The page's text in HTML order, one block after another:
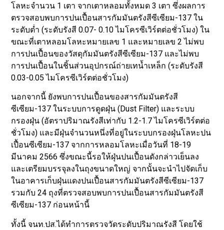
โลหะจำนวน 1 เตา จากเตาหลอมทั้งหมด 3 เตา ซึ่งผลการ
ตรวจสอบพบการปนเปื้อนสารกัมมันตรังสีซีเซียม-137 ใน
ระดับต่ำ (ระดับรังสี 0.07- 0.10 ไมโครซีเวิร์ตต่อชั่วโมง) ใน
ขณะที่เตาหลอมโลหะหมายเลข 1 และหมายเลข 2 ไม่พบ
การปนเปื้อนของวัสดุกัมมันตรังสีซีเซียม-137 และไม่พบ
การปนเปื้อนในชิ้นส่วนอุปกรณ์ถ่ายเทน้ำเหล็ก (ระดับรังสี
0.03-0.05 ไมโครซีเวิร์ตต่อชั่วโมง)
นอกจากนี้ ยังพบการปนเปื้อนของสารกัมมันตรังสี
ซีเซียม-137 ในระบบการดูดฝุ่น (Dust Filter) และระบบ
กรองฝุ่น (อัตราปริมาณรังสีเท่ากับ 1.2-1.7 ไมโครซีเวิร์ตต่อ
ชั่วโมง) และมีฝุ่นจำนวนหนึ่งที่อยู่ในระบบกรองฝุ่นโลหะปน
เปื้อนซีเซียม-137 จากการหลอมโลหะเมื่อวันที่ 18-19
มีนาคม 2566 ซึ่งขณะนี้รอให้ฝุ่นปนเปื้อนดังกล่าวเย็นลง
และเตรียมบรรจุลงในถุงขนาดใหญ่ จากนั้นจะนำไปจัดเก็บ
ในอาคารเก็บฝุ่นแดงปนเปื้อนสารกัมมันตรังสีซีเซียม-137
รวมกับ 24 ถุงที่ตรวจสอบพบการปนเปื้อนสารกัมมันตรังสี
ซีเซียม-137 ก่อนหน้านี้
ทั้งนี้ จนท.ปส.ได้ทำการตรวจวัดระดับปริมาณรังสี โดยใช้